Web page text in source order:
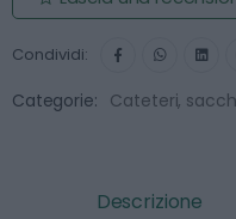
Condividi:
Categorie: Cateteri,
Descrizione